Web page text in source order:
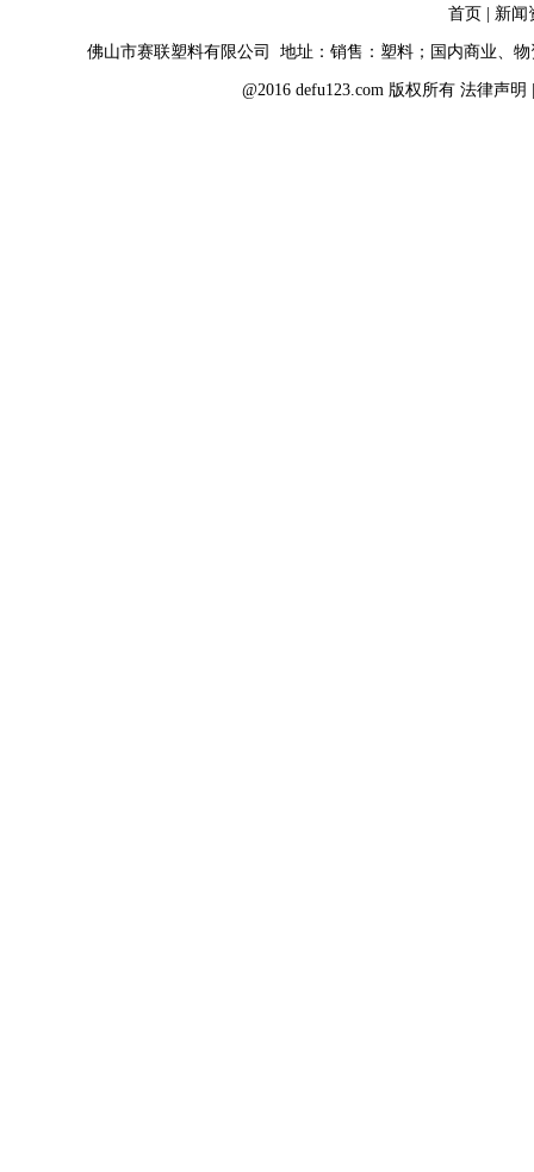
首页 新闻
佛山市赛联塑料有限公司 地址：销售：塑料；国内商业、
@2016 defu123.com 版权所有 法律声明